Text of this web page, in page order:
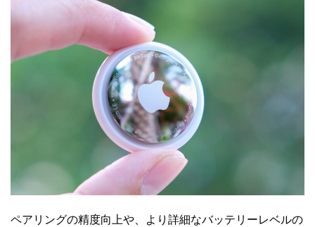
ペアリングの精度向上や、より詳細なバッテリーレベルの